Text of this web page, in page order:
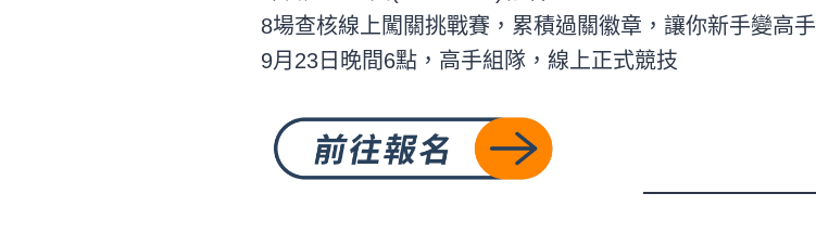
8場查核線上闖關挑戰賽，累積過關徽章，讓你新手變高手
9月23日晚間6點，高手組隊，線上正式競技